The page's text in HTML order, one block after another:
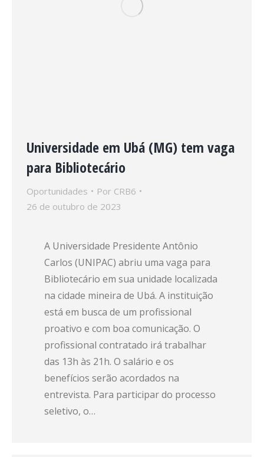
Universidade em Ubá (MG) tem vaga
para Bibliotecário
Oportunidades Por CRB6
26 de outubro de 2023
A Universidade Presidente Antônio
Carlos (UNIPAC) abriu uma vaga para
Bibliotecário em sua unidade localizada
na cidade mineira de Ubá. A instituição
está em busca de um profissional
proativo e com boa comunicação. O
profissional contratado irá trabalhar
das 13h às 21h. O salário e os
benefícios serão acordados na
entrevista. Para participar do processo
seletivo, o…